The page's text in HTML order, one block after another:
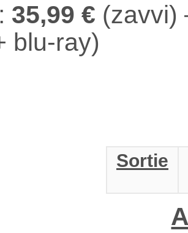
: 35,99 €
blu-ray)
Sortie